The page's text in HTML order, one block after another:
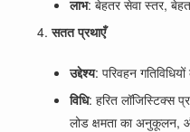
लाभ: बेहतर सेवा स्तर,
सतत प्रथाएँ
उद्देश्य: परिवहन
विधि: हरित लॉजिस्टिक्स
लोड क्षमता का अनुकूलन,